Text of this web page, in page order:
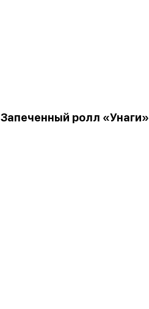
Запеченный ролл «Унаги»